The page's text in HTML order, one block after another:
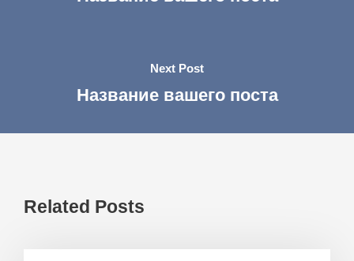
Next Post
Название вашего поста
Related Posts